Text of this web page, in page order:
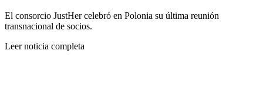
El consorcio JustHer celebró en Polonia su última reunión
transnacional de socios.
Leer noticia completa